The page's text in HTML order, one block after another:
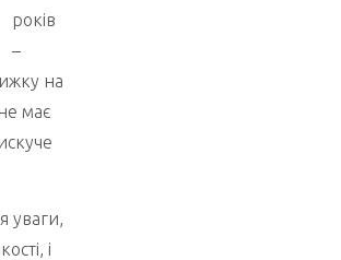
років
–
на
має
уваги,
і